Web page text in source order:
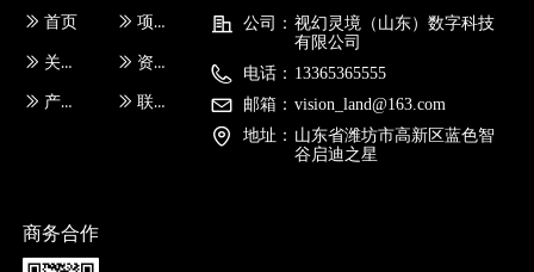
公司： 视幻灵境（山东）数字科技
有限公司
电话： 13365365555
邮箱： vision_land@163.com
地址： 山东省潍坊市高新区蓝色智
谷启迪之星
商务合作
ꅀ 首页
ꅀ 关于我们
ꅀ 产品中心
ꅀ 项目案例
ꅀ 资料下载
ꅀ 联系我们